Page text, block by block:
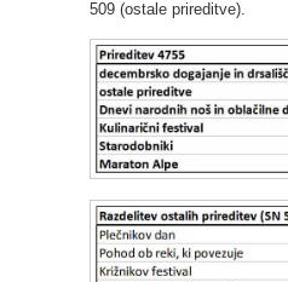
509 (ostale prireditve).